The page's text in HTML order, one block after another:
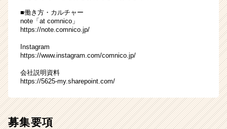
■働き方・カルチャー
note「at comnico」
https://note.comnico.jp/
Instagram
https://www.instagram.com/comnico.jp/
会社説明資料
https://5625-my.sharepoint.com/
募集要項